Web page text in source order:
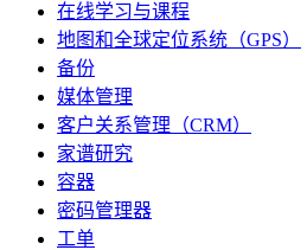
在线学习与课程
地图和全球定位系统（GPS）
备份
媒体管理
客户关系管理（CRM）
家谱研究
容器
密码管理器
工单